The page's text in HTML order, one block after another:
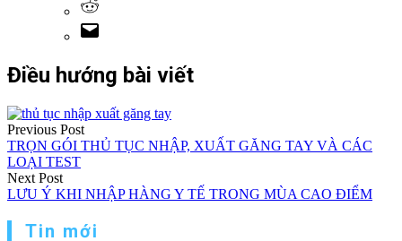
Điều hướng bài viết
Previous Post
TRỌN GÓI THỦ TỤC NHẬP, XUẤT GĂNG TAY VÀ CÁC
LOẠI TEST
Next Post
LƯU Ý KHI NHẬP HÀNG Y TẾ TRONG MÙA CAO ĐIỂM
Tin mới